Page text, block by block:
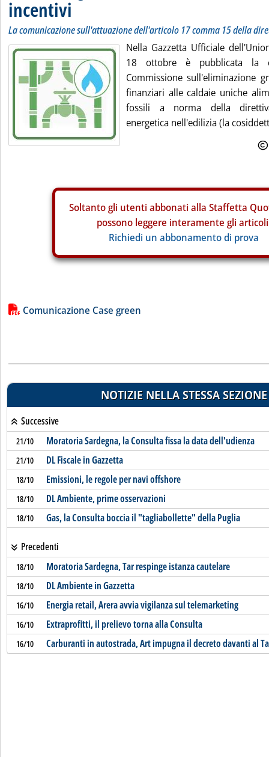
incentivi
La comunicazione sull'attuazione dell'articolo 17 comma 15 della
Nella Gazzetta Ufficiale
18 ottobre è pubblicata la
Commissione sull'eliminazione
finanziari alle caldaie uniche
fossili a norma della
energetica nell'edilizia (la
Soltanto gli utenti abbonati alla Staffetta
possono leggere interamente gli
Richiedi un abbonamento di prova
Lista allegati PDF alla notizia
Comunicazione Case green
NOTIZIE NELLA STESSA SEZIONE
Successive
21/10 Moratoria Sardegna, la Consulta fissa la data dell'udienza
21/10 DL Fiscale in Gazzetta
18/10 Emissioni, le regole per navi offshore
18/10 DL Ambiente, prime osservazioni
18/10 Gas, la Consulta boccia il "tagliabollette" della Puglia
Precedenti
18/10 Moratoria Sardegna, Tar respinge istanza cautelare
18/10 DL Ambiente in Gazzetta
16/10 Energia retail, Arera avvia vigilanza sul telemarketing
16/10 Extraprofitti, il prelievo torna alla Consulta
16/10 Carburanti in autostrada, Art impugna il decreto davanti al